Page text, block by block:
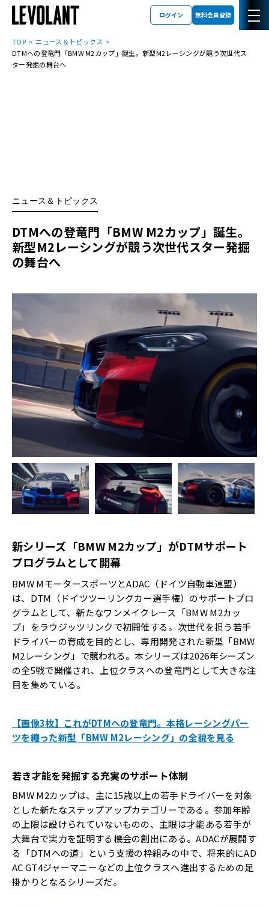
ログイン 無料会員登録
TOP
ニュース＆トピックス
DTMへの登竜門「BMW M2カップ」誕生。新型M2レーシングが競う次世代ス
ター発掘の舞台へ
ニュース＆トピックス
DTMへの登竜門「BMW M2カップ」誕生。
新型M2レーシングが競う次世代スター発掘
の舞台へ
新シリーズ「BMW M2カップ」がDTMサポート
プログラムとして開幕
BMW MモータースポーツとADAC（ドイツ自動車連盟）
は、DTM（ドイツツーリングカー選手権）のサポートプロ
グラムとして、新たなワンメイクレース「BMW M2カッ
プ」をラウジッツリンクで初開催する。次世代を担う若手
ドライバーの育成を目的とし、専用開発された新型「BMW
M2レーシング」で競われる。本シリーズは2026年シーズン
の全5戦で開催され、上位クラスへの登竜門として大きな注
目を集めている。
【画像3枚】これがDTMへの登竜門。本格レーシングパー
ツを纏った新型「BMW M2レーシング」の全貌を見る
若き才能を発掘する充実のサポート体制
BMW M2カップは、主に15歳以上の若手ドライバーを対象
とした新たなステップアップカテゴリーである。参加年齢
の上限は設けられていないものの、主眼は才能ある若手が
大舞台で実力を証明する機会の創出にある。ADACが展開す
る「DTMへの道」という支援の枠組みの中で、将来的にAD
AC GT4ジャーマニーなどの上位クラスへ進出するための足
掛かりとなるシリーズだ。